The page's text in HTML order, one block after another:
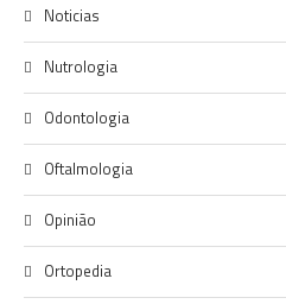
Noticias
Nutrologia
Odontologia
Oftalmologia
Opinião
Ortopedia